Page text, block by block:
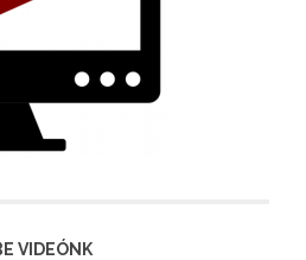
VIDEÓNK